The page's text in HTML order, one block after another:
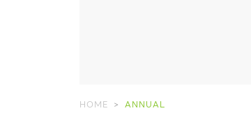
HOME ANNUAL